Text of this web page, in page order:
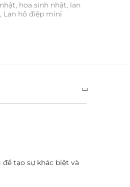
, hoa sinh nhật, lan
, Lan hồ điệp mini
tạo sự khác biệt và